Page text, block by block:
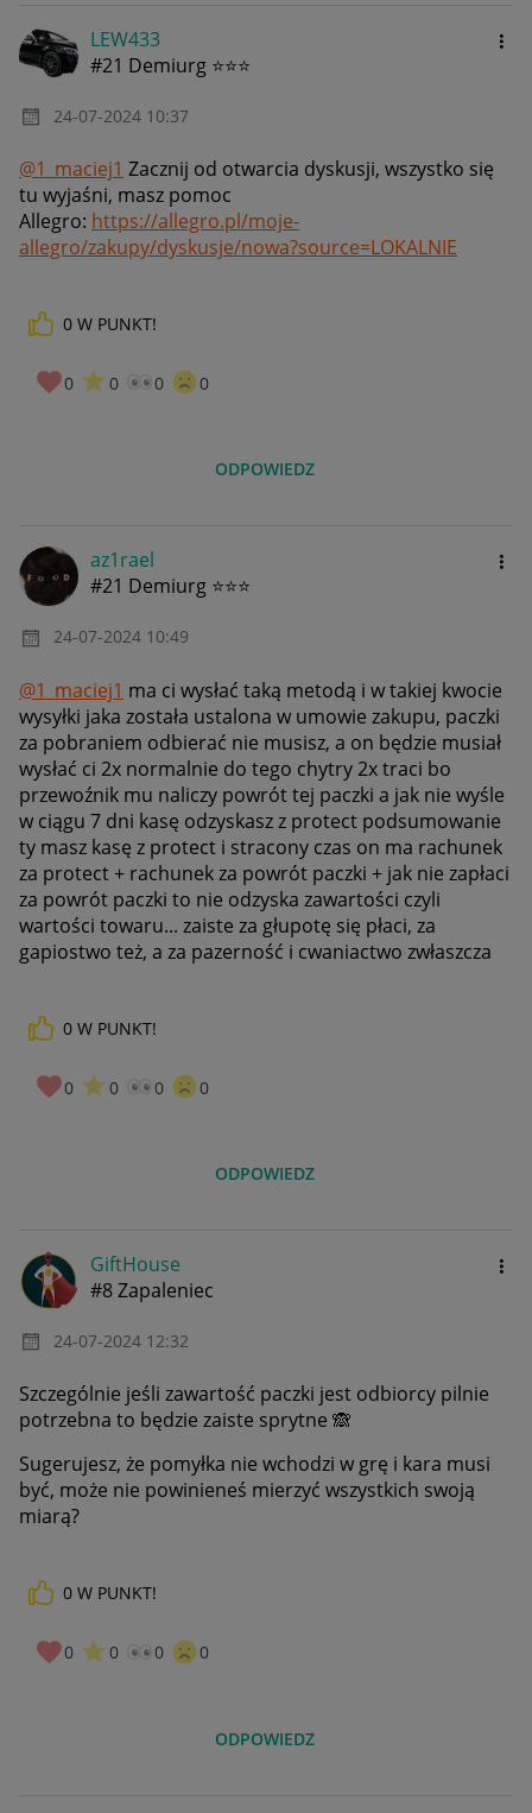
LEW433
#21 Demiurg ⭐⭐⭐
‎24-07-2024 10:37
@1_maciej1 Zacznij od otwarcia dyskusji, wszystko się
tu wyjaśni, masz pomoc
Allegro: https://allegro.pl/moje-
allegro/zakupy/dyskusje/nowa?source=LOKALNIE
0 W PUNKT!
0 0 0 0
ODPOWIEDZ
az1rael
#21 Demiurg ⭐⭐⭐
‎24-07-2024 10:49
@1_maciej1 ma ci wysłać taką metodą i w takiej kwocie
wysyłki jaka została ustalona w umowie zakupu, paczki
za pobraniem odbierać nie musisz, a on będzie musiał
wysłać ci 2x normalnie do tego chytry 2x traci bo
przewoźnik mu naliczy powrót tej paczki a jak nie wyśle
w ciągu 7 dni kasę odzyskasz z protect podsumowanie
ty masz kasę z protect i stracony czas on ma rachunek
za protect + rachunek za powrót paczki + jak nie zapłaci
za powrót paczki to nie odzyska zawartości czyli
wartości towaru... zaiste za głupotę się płaci, za
gapiostwo też, a za pazerność i cwaniactwo zwłaszcza
0 W PUNKT!
0 0 0 0
ODPOWIEDZ
GiftHouse
#8 Zapaleniec
‎24-07-2024 12:32
Szczególnie jeśli zawartość paczki jest odbiorcy pilnie
potrzebna to będzie zaiste sprytne 🙈
Sugerujesz, że pomyłka nie wchodzi w grę i kara musi
być, może nie powinieneś mierzyć wszystkich swoją
miarą?
0 W PUNKT!
0 0 0 0
ODPOWIEDZ